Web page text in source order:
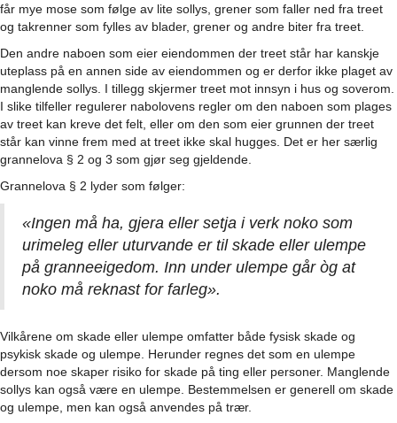
får mye mose som følge av lite sollys, grener som faller ned fra treet
og takrenner som fylles av blader, grener og andre biter fra treet.
Den andre naboen som eier eiendommen der treet står har kanskje
uteplass på en annen side av eiendommen og er derfor ikke plaget av
manglende sollys. I tillegg skjermer treet mot innsyn i hus og soverom.
I slike tilfeller regulerer nabolovens regler om den naboen som plages
av treet kan kreve det felt, eller om den som eier grunnen der treet
står kan vinne frem med at treet ikke skal hugges. Det er her særlig
grannelova § 2 og 3 som gjør seg gjeldende.
Grannelova § 2 lyder som følger:
«Ingen må ha, gjera eller setja i verk noko som
urimeleg eller uturvande er til skade eller ulempe
på granneeigedom. Inn under ulempe går òg at
noko må reknast for farleg».
Vilkårene om skade eller ulempe omfatter både fysisk skade og
psykisk skade og ulempe. Herunder regnes det som en ulempe
dersom noe skaper risiko for skade på ting eller personer. Manglende
sollys kan også være en ulempe. Bestemmelsen er generell om skade
og ulempe, men kan også anvendes på trær.